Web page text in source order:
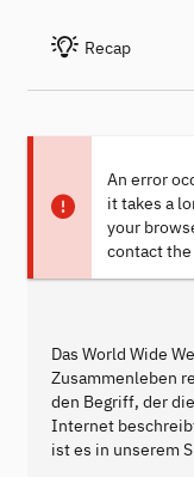
Recap
An error
it takes a
your
contact
Das World Wide
Zusammenleben
den Begriff, der
Internet
ist es in unserem